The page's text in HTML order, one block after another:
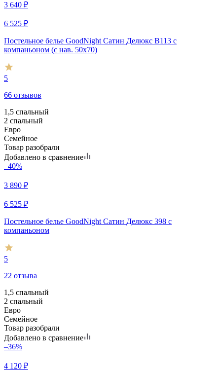
3 640 ₽
6 525 ₽
Постельное белье GoodNight Сатин Делюкс В113 с
компаньоном (с нав. 50х70)
5
66 отзывов
1,5 спальный
2 спальный
Евро
Семейное
Товар разобрали
Добавлено в сравнение
–40%
3 890 ₽
6 525 ₽
Постельное белье GoodNight Сатин Делюкс 398 с
компаньоном
5
22 отзыва
1,5 спальный
2 спальный
Евро
Семейное
Товар разобрали
Добавлено в сравнение
–36%
4 120 ₽